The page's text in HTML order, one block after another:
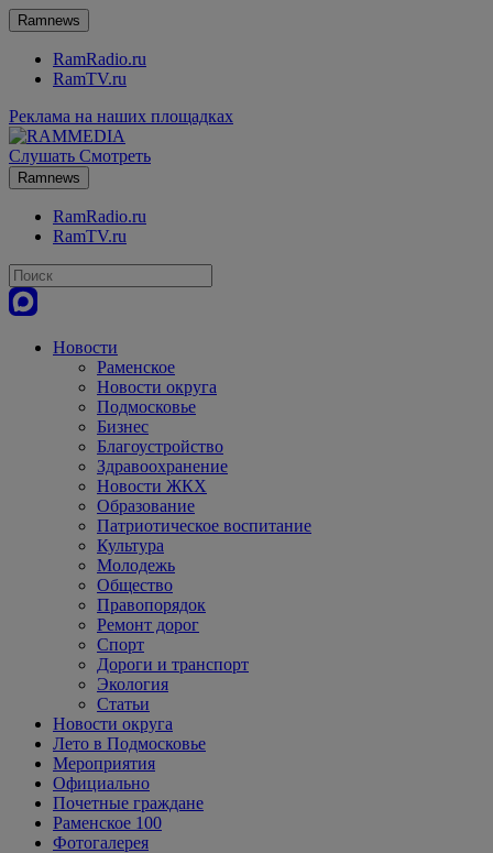
Ramnews
RamRadio.ru
RamTV.ru
Реклама на наших площадках
Слушать Смотреть
Ramnews
RamRadio.ru
RamTV.ru
Новости
Раменское
Новости округа
Подмосковье
Бизнес
Благоустройство
Здравоохранение
Новости ЖКХ
Образование
Патриотическое воспитание
Культура
Молодежь
Общество
Правопорядок
Ремонт дорог
Спорт
Дороги и транспорт
Экология
Статьи
Новости округа
Лето в Подмосковье
Мероприятия
Официально
Почетные граждане
Раменское 100
Фотогалерея